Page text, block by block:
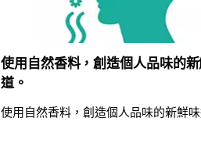
使用自然香料，創造個人品味的
道。
使用自然香料，創造個人品味的新鮮味